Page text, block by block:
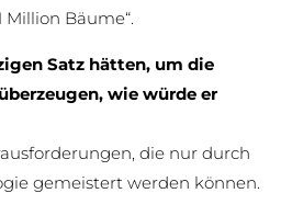
Bäume“.
Satz hätten, um die
wie würde er
die nur durch
gemeistert werden können.